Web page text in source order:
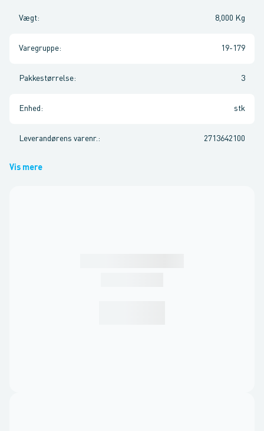
Vægt: 8,000 Kg
Varegruppe: 19-179
Pakkestørrelse: 3
Enhed : stk
Leverandørens varenr. : 2713642100
Vis mere